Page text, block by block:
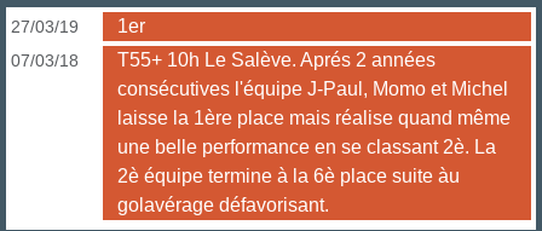
27/03/19 1er
07/03/18
T55+ 10h Le Salève. Aprés 2 années
consécutives l'équipe J-Paul, Momo et Michel
laisse la 1ère place mais réalise quand même
une belle performance en se classant 2è. La
2è équipe termine à la 6è place suite àu
golavérage défavorisant.